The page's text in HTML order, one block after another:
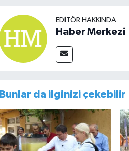
EDITÖR HAKKINDA
Haber Merkezi
Bunlar da ilginizi çekebilir